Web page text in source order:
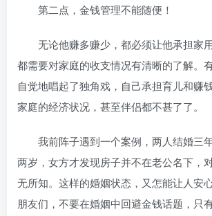
第二点，金钱管理不能随便！
无论他赚多赚少，都必须让他承担家
都需要对家庭的收支情况有清晰的了解。
自觉地唱起了独角戏，自己承担育儿和赚
家庭的经济状况，甚至伴侣都不甚了了。
我前阵子遇到一个案例，两人结婚三
两岁，女方才发现房子并不在老公名下，
无所知。这样的婚姻状态，又怎能让人安
朋友们，不要在婚姻中回避金钱话题，只